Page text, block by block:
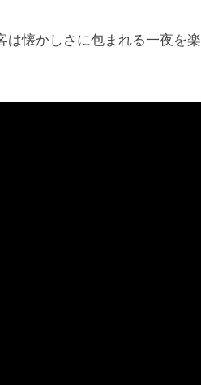
は懐かしさに包まれる一夜を楽